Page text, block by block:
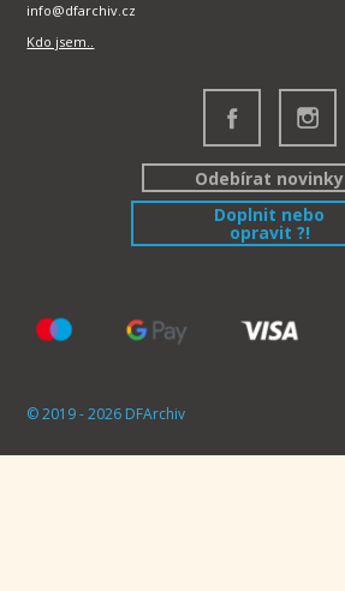
info@dfarchiv.cz
Kdo jsem..
Odebírat novinky
Doplnit nebo
opravit ?!
© 2019 - 2026 DFArchiv